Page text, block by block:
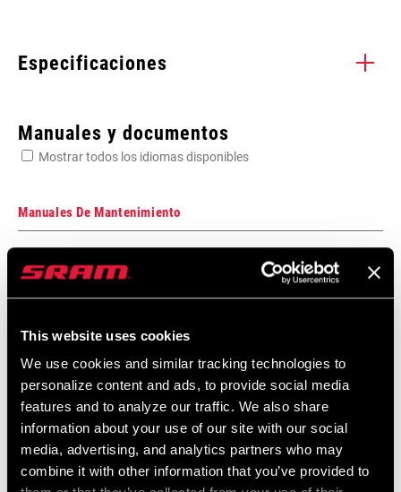
This website uses cookies
We use cookies and similar tracking technologies to
personalize content and ads, to provide social media
features and to analyze our traffic. We also share
information about your use of our site with our social
media, advertising, and analytics partners who may
combine it with other information that you’ve provided to
Especificaciones
SPEEDS
CABLE PULL
RATIO
n/a
COLOR (SL) Black, Silver
CABLE LENGTH
(SL)
2300mm, n/a
Manuales y documentos
Mostrar todos los idiomas disponibles
Manuales De Mantenimiento
Idioma: English
10 MB
Garantía SRAM
Garantía SRAM y ZIPP
604 kb